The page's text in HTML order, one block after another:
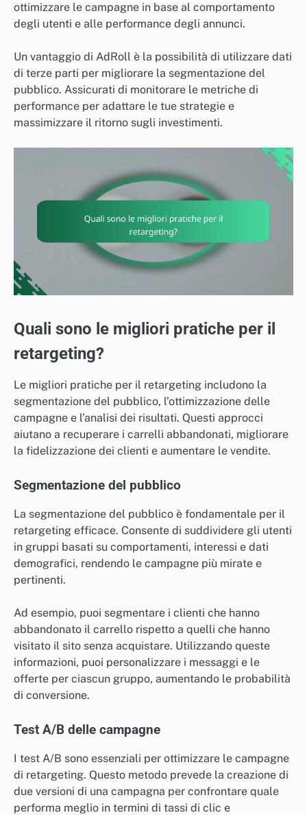
ottimizzare le campagne in base al comportamento
degli utenti e alle performance degli annunci.
Un vantaggio di AdRoll è la possibilità di utilizzare dati
di terze parti per migliorare la segmentazione del
pubblico. Assicurati di monitorare le metriche di
performance per adattare le tue strategie e
massimizzare il ritorno sugli investimenti.
Quali sono le migliori pratiche per il
retargeting?
Le migliori pratiche per il retargeting includono la
segmentazione del pubblico, l’ottimizzazione delle
campagne e l’analisi dei risultati. Questi approcci
aiutano a recuperare i carrelli abbandonati, migliorare
la fidelizzazione dei clienti e aumentare le vendite.
Segmentazione del pubblico
La segmentazione del pubblico è fondamentale per il
retargeting efficace. Consente di suddividere gli utenti
in gruppi basati su comportamenti, interessi e dati
demografici, rendendo le campagne più mirate e
pertinenti.
Ad esempio, puoi segmentare i clienti che hanno
abbandonato il carrello rispetto a quelli che hanno
visitato il sito senza acquistare. Utilizzando queste
informazioni, puoi personalizzare i messaggi e le
offerte per ciascun gruppo, aumentando le probabilità
di conversione.
Test A/B delle campagne
I test A/B sono essenziali per ottimizzare le campagne
di retargeting. Questo metodo prevede la creazione di
due versioni di una campagna per confrontare quale
performa meglio in termini di tassi di clic e